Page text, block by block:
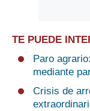
TE PUEDE
Paro
mediante
Crisis de